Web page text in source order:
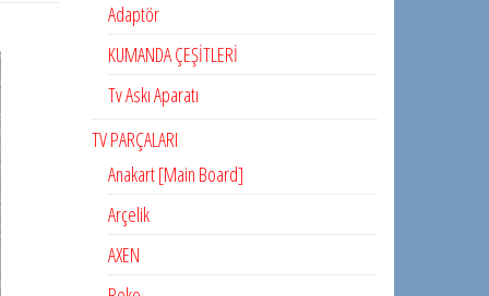
Adaptör
KUMANDA ÇEŞİTLERİ
Tv Askı Aparatı
TV PARÇALARI
Anakart [Main Board]
Arçelik
AXEN